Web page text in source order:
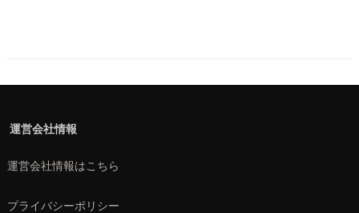
運営会社情報
運営会社情報はこちら
プライバシーポリシー